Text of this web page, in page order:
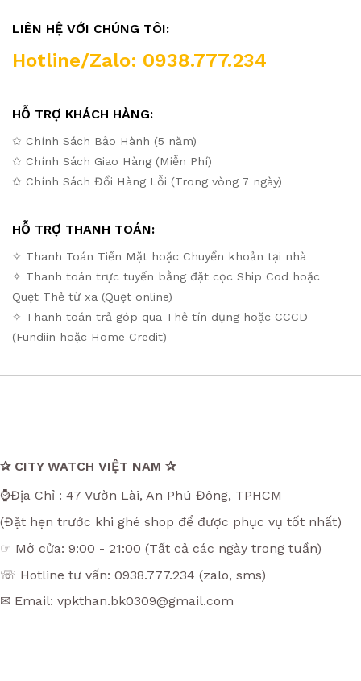
LIÊN HỆ VỚI CHÚNG TÔI:
Hotline/Zalo: 0938.777.234
HỖ TRỢ KHÁCH HÀNG:
✩ Chính Sách Bảo Hành (5 năm)
✩ Chính Sách Giao Hàng (Miễn Phí)
✩ Chính Sách Đổi Hàng Lỗi (Trong vòng 7 ngày)
HỖ TRỢ THANH TOÁN:
✧ Thanh Toán Tiền Mặt hoặc Chuyển khoản tại nhà
✧ Thanh toán trực tuyến bằng đặt cọc Ship Cod hoặc
Quẹt Thẻ từ xa (Quẹt online)
✧ Thanh toán trả góp qua Thẻ tín dụng hoặc CCCD
(Fundiin hoặc Home Credit)
✰ CITY WATCH VIỆT NAM ✰
⌚Địa Chỉ : 47 Vườn Lài, An Phú Đông, TPHCM
(Đặt hẹn trước khi ghé shop để được phục vụ tốt nhất)
☞ Mở cửa: 9:00 - 21:00 (Tất cả các ngày trong tuần)
☏ Hotline tư vấn: 0938.777.234 (zalo, sms)
✉ Email: vpkthan.bk0309@gmail.com